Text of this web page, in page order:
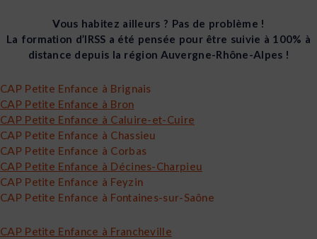
Vous habitez ailleurs ? Pas de problème !
La formation d’IRSS a été pensée pour être suivie à 100% à
distance depuis la région Auvergne-Rhône-Alpes !
CAP Petite Enfance à Brignais
CAP Petite Enfance à Bron
CAP Petite Enfance à Caluire-et-Cuire
CAP Petite Enfance à Chassieu
CAP Petite Enfance à Corbas
CAP Petite Enfance à Décines-Charpieu
CAP Petite Enfance à Feyzin
CAP Petite Enfance à Fontaines-sur-Saône
CAP Petite Enfance à Francheville